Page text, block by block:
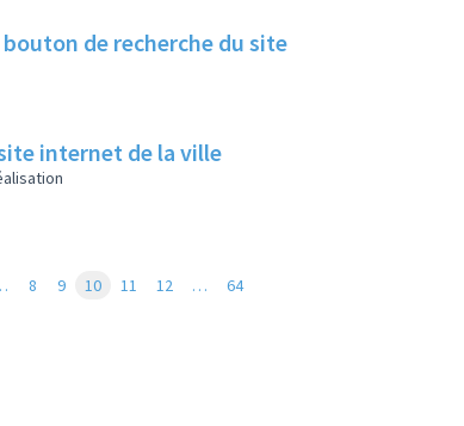
de recherche du site
internet de la ville
8 9 10 11 12 …
64